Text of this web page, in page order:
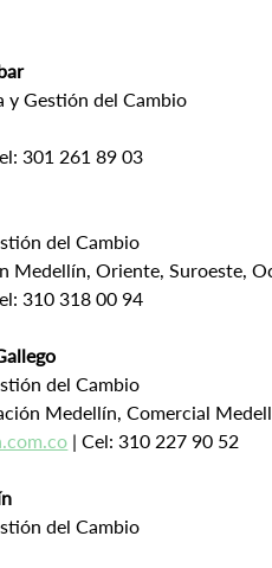
y Gestión del Cambio
301 261 89 03
del Cambio
Medellín, Oriente, Suroeste,
310 318 00 94
del Cambio
Medellín, Comercial
| Cel: 310 227 90 52
del Cambio